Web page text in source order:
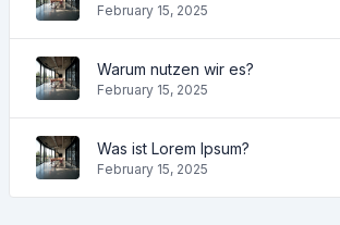
February 15, 2025
Warum nutzen wir es?
February 15, 2025
Was ist Lorem Ipsum?
February 15, 2025